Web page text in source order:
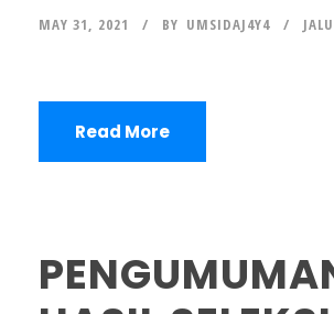
MAY 31, 2021 BY UMSIDAJ4Y4
Read More